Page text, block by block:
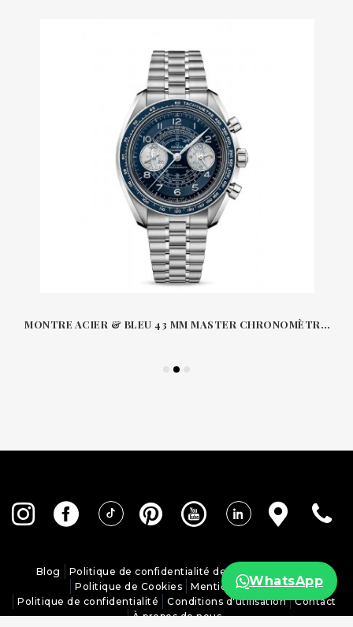
MONTRE ACIER & BLEU 43 MM MASTER CHRONOMÈTRE CHRONOGRAPHE CO-AXIAL CHRONOSCOPE SPEEDMASTER OMEGA 32930B
Blog
Politique de confidentialité des réseaux sociaux
Politique de Cookies
Mentions légales
Politique de confidentialité
Conditions d'utilisation
Contact
À propos de nous
WhatsApp